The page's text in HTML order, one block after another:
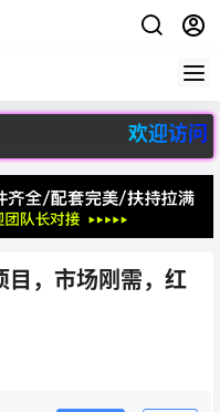
欢迎访问首码网
目，市场刚需，红